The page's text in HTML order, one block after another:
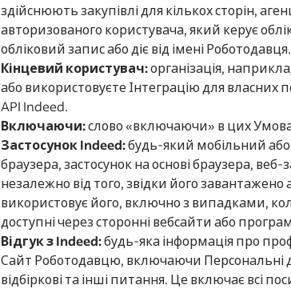
здійснюють закупівлі для кількох сторін,
авторизованого користувача, який керує
обліковий запис або діє від імені Роботодавця.
Кінцевий користувач:організація,
або використовуєте Інтеграцію для власних
API Indeed.
Включаючи:слово «включаючи» в цих
Застосунок Indeed:будь-який мобільний
браузера, застосунок на основі браузера, веб-
незалежно від того, звідки його завантажено
використовує його, включно з випадками,
доступні через сторонні вебсайти або
Відгук з Indeed:будь-яка інформація про
Сайт Роботодавцю, включаючи Персональні
відбіркові та інші питання. Це включає всі